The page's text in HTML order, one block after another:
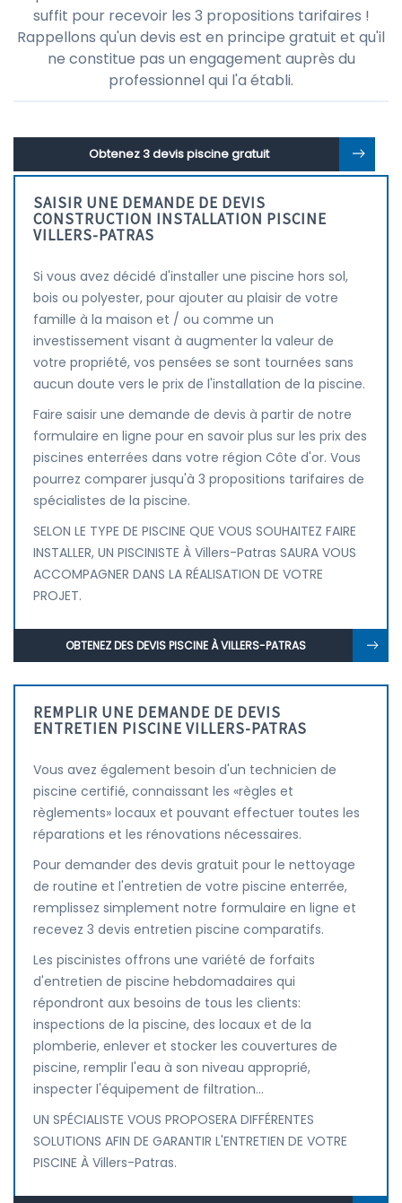
suffit pour recevoir les 3 propositions tarifaires !
Rappellons qu'un devis est en principe gratuit et qu'il
ne constitue pas un engagement auprès du
professionnel qui l'a établi.
Obtenez 3 devis piscine gratuit
SAISIR UNE DEMANDE DE DEVIS
CONSTRUCTION INSTALLATION PISCINE
VILLERS-PATRAS
Si vous avez décidé d'installer une piscine hors sol,
bois ou polyester, pour ajouter au plaisir de votre
famille à la maison et / ou comme un
investissement visant à augmenter la valeur de
votre propriété, vos pensées se sont tournées sans
aucun doute vers le prix de l'installation de la piscine.
Faire saisir une demande de devis à partir de notre
formulaire en ligne pour en savoir plus sur les prix des
piscines enterrées dans votre région Côte d'or. Vous
pourrez comparer jusqu'à 3 propositions tarifaires de
spécialistes de la piscine.
SELON LE TYPE DE PISCINE QUE VOUS SOUHAITEZ FAIRE
INSTALLER, UN PISCINISTE À Villers-Patras SAURA VOUS
ACCOMPAGNER DANS LA RÉALISATION DE VOTRE
PROJET.
OBTENEZ DES DEVIS PISCINE À VILLERS-PATRAS
REMPLIR UNE DEMANDE DE DEVIS
ENTRETIEN PISCINE VILLERS-PATRAS
Vous avez également besoin d'un technicien de
piscine certifié, connaissant les «règles et
règlements» locaux et pouvant effectuer toutes les
réparations et les rénovations nécessaires.
Pour demander des devis gratuit pour le nettoyage
de routine et l'entretien de votre piscine enterrée,
remplissez simplement notre formulaire en ligne et
recevez 3 devis entretien piscine comparatifs.
Les piscinistes offrons une variété de forfaits
d'entretien de piscine hebdomadaires qui
répondront aux besoins de tous les clients:
inspections de la piscine, des locaux et de la
plomberie, enlever et stocker les couvertures de
piscine, remplir l'eau à son niveau approprié,
inspecter l'équipement de filtration...
UN SPÉCIALISTE VOUS PROPOSERA DIFFÉRENTES
SOLUTIONS AFIN DE GARANTIR L'ENTRETIEN DE VOTRE
PISCINE À Villers-Patras.